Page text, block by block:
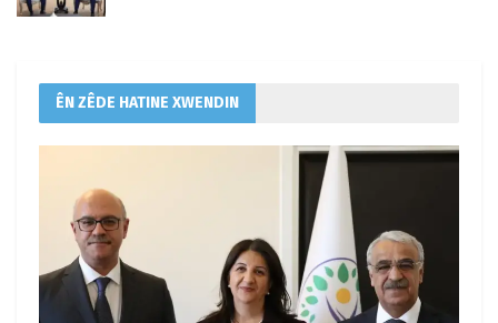
ÊN ZÊDE HATINE XWENDIN